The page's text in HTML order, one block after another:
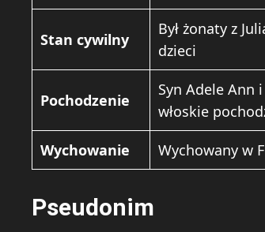
Stan cywilny
Był żonaty z
dzieci
Pochodzenie
Syn Adele Ann
włoskie
Wychowanie Wychowany w
Pseudonim